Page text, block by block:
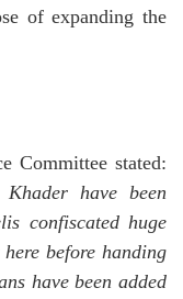
of expanding the
Committee stated:
have been
confiscated huge
before handing
have been added